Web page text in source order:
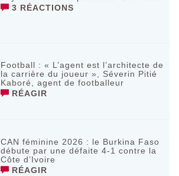
3 RÉACTIONS
Football : « L’agent est l’architecte de
la carrière du joueur », Séverin Pitié
Kaboré, agent de footballeur
RÉAGIR
CAN féminine 2026 : le Burkina Faso
débute par une défaite 4-1 contre la
Côte d’Ivoire
RÉAGIR